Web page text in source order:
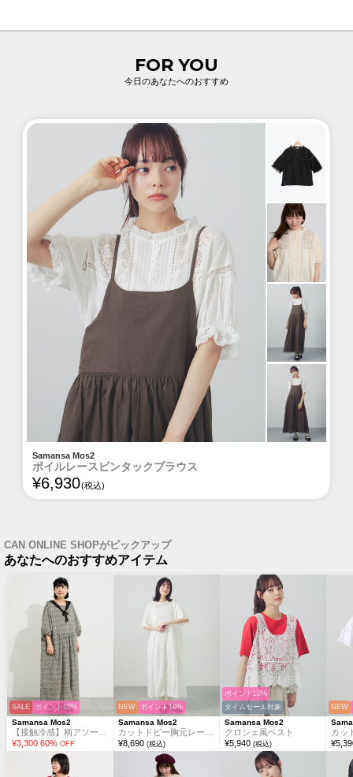
FOR YOU
今日のあなたへのおすすめ
Samansa Mos2
ボイルレースピンタックブラウス
¥6,930(税込)
CAN ONLINE SHOPがピックアップ
あなたへのおすすめアイテム
SALE ポイント10%
Samansa Mos2
¥3,300 60% OFF
NEW ポイント10%
Samansa Mos2
¥8,690 (税込)
ポイント10%
タイムセール対象
Samansa Mos2
クロシェ風ベスト
¥5,940 (税込)
NEW
¥